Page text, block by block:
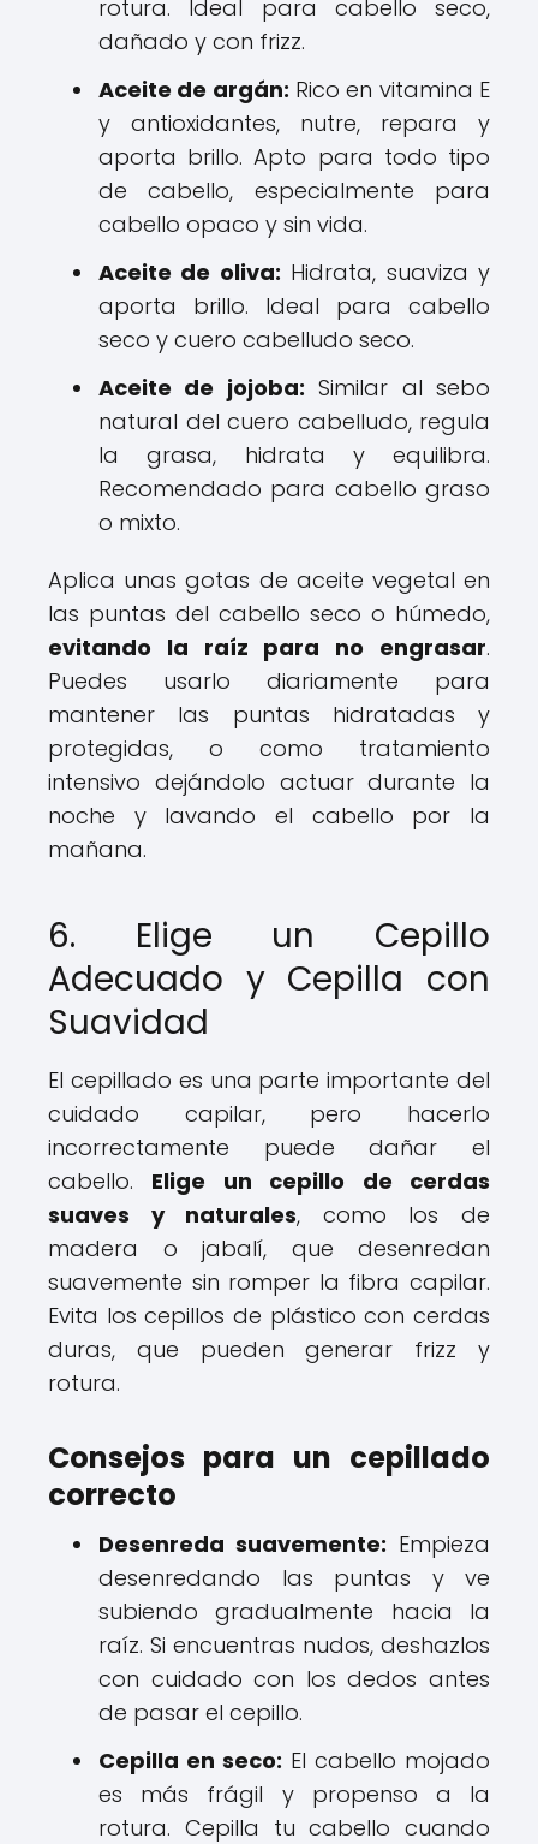
rotura. Ideal para cabello seco,
dañado y con frizz.
Aceite de argán: Rico en vitamina E
y antioxidantes, nutre, repara y
aporta brillo. Apto para todo tipo
de cabello, especialmente para
cabello opaco y sin vida.
Aceite de oliva: Hidrata, suaviza y
aporta brillo. Ideal para cabello
seco y cuero cabelludo seco.
Aceite de jojoba: Similar al sebo
natural del cuero cabelludo, regula
la grasa, hidrata y equilibra.
Recomendado para cabello graso
o mixto.
Aplica unas gotas de aceite vegetal en
las puntas del cabello seco o húmedo,
evitando la raíz para no engrasar.
Puedes usarlo diariamente para
mantener las puntas hidratadas y
protegidas, o como tratamiento
intensivo dejándolo actuar durante la
noche y lavando el cabello por la
mañana.
6. Elige un Cepillo
Adecuado y Cepilla con
Suavidad
El cepillado es una parte importante del
cuidado capilar, pero hacerlo
incorrectamente puede dañar el
cabello. Elige un cepillo de cerdas
suaves y naturales, como los de
madera o jabalí, que desenredan
suavemente sin romper la fibra capilar.
Evita los cepillos de plástico con cerdas
duras, que pueden generar frizz y
rotura.
Consejos para un cepillado
correcto
Desenreda suavemente: Empieza
desenredando las puntas y ve
subiendo gradualmente hacia la
raíz. Si encuentras nudos, deshazlos
con cuidado con los dedos antes
de pasar el cepillo.
Cepilla en seco: El cabello mojado
es más frágil y propenso a la
rotura. Cepilla tu cabello cuando